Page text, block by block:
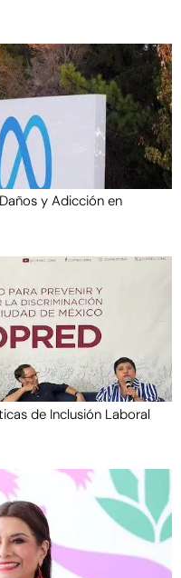
y Adicción en
de Inclusión Laboral